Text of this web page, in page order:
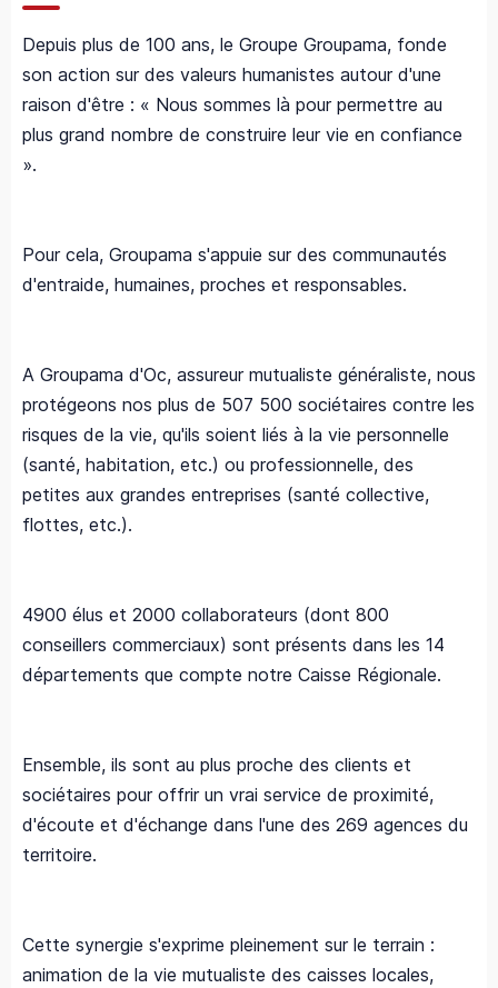
Depuis plus de 100 ans, le Groupe Groupama, fonde
son action sur des valeurs humanistes autour d'une
raison d'être : « Nous sommes là pour permettre au
plus grand nombre de construire leur vie en confiance
».
Pour cela, Groupama s'appuie sur des communautés
d'entraide, humaines, proches et responsables.
A Groupama d'Oc, assureur mutualiste généraliste, nous
protégeons nos plus de 507 500 sociétaires contre les
risques de la vie, qu'ils soient liés à la vie personnelle
(santé, habitation, etc.) ou professionnelle, des
petites aux grandes entreprises (santé collective,
flottes, etc.).
4900 élus et 2000 collaborateurs (dont 800
conseillers commerciaux) sont présents dans les 14
départements que compte notre Caisse Régionale.
Ensemble, ils sont au plus proche des clients et
sociétaires pour offrir un vrai service de proximité,
d'écoute et d'échange dans l'une des 269 agences du
territoire.
Cette synergie s'exprime pleinement sur le terrain :
animation de la vie mutualiste des caisses locales,